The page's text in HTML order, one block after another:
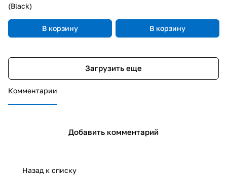
Где применяется оборудование Tantos:
офисы, бизнес‑центры, торговые центры;
промышленные предприятия и логистические
(Black)
В корзину В корзину
Загрузить еще
Комментарии
Добавить комментарий
Назад к списку